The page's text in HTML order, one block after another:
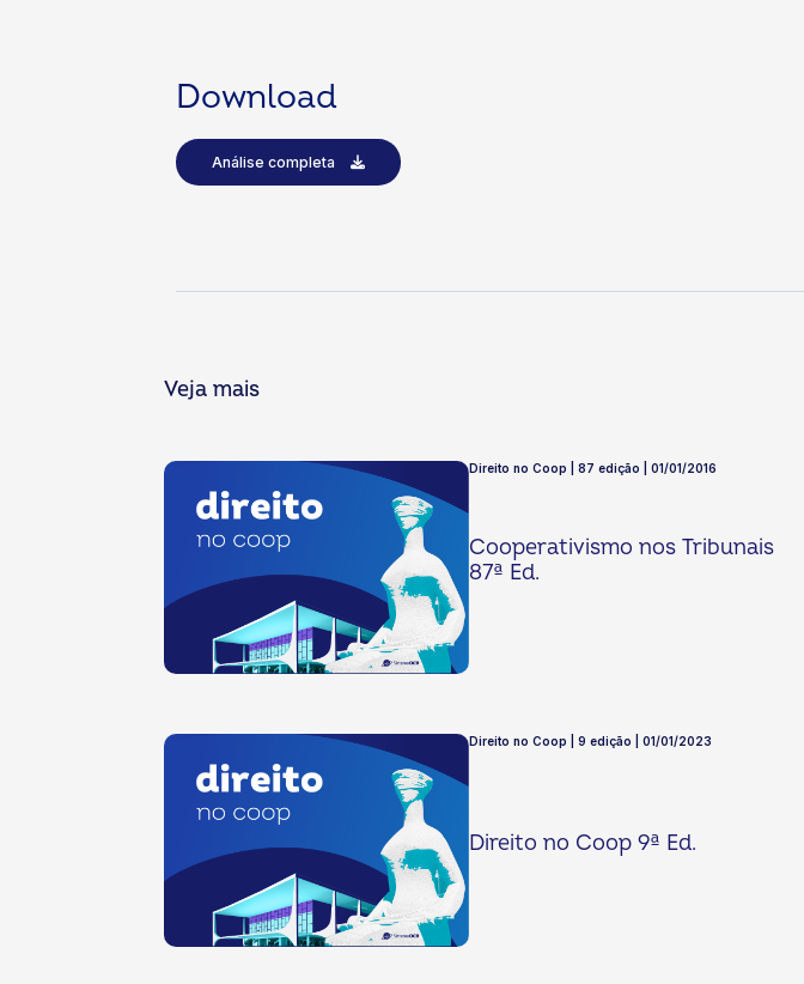
Download
Análise completa
Veja mais
Direito no Coop | 87 edição | 01/01/2016
Cooperativismo nos Tribunais
87ª Ed.
Direito no Coop | 9 edição | 01/01/2023
Direito no Coop 9ª Ed.